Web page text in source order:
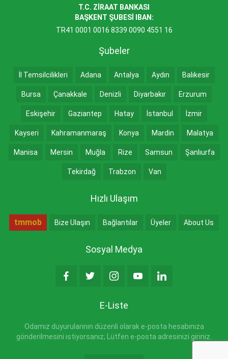
T.C. ZİRAAT BANKASI
BAŞKENT ŞUBESİ IBAN:
TR41 0001 0016 8339 0090 4551 16
Şubeler
İl Temsilcilikleri Adana Antalya Aydın Balıkesir
Bursa Çanakkale Denizli Diyarbakır Erzurum
Eskişehir Gaziantep Hatay İstanbul İzmir
Kayseri Kahramanmaraş Konya Mardin Malatya
Manisa Mersin Muğla Rize Samsun Şanlıurfa
Tekirdağ Trabzon Van
Hızlı Ulaşım
tmmob Bize Ulaşın Bağlantılar Üyeler About Us
Sosyal Medya
E-Liste
Odamız duyurularının düzenli olarak e-posta hesabınıza
gönderilmesini istiyorsanız; Lütfen e-posta adresinizi giriniz.